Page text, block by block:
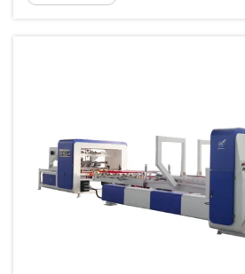
Automaattiset taitto- ja